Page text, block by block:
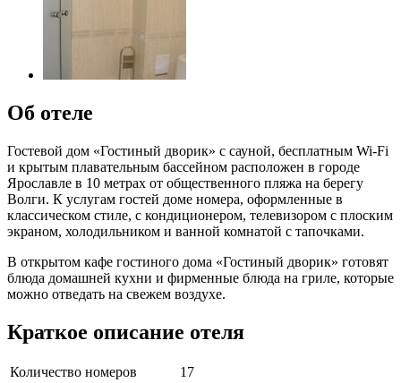
Об отеле
Гостевой дом «Гостиный дворик» с сауной, бесплатным Wi-Fi
и крытым плавательным бассейном расположен в городе
Ярославле в 10 метрах от общественного пляжа на берегу
Волги. К услугам гостей доме номера, оформленные в
классическом стиле, с кондиционером, телевизором с плоским
экраном, холодильником и ванной комнатой с тапочками.
В открытом кафе гостиного дома «Гостиный дворик» готовят
блюда домашней кухни и фирменные блюда на гриле, которые
можно отведать на свежем воздухе.
Краткое описание отеля
Количество номеров
17